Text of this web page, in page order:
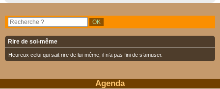
Rire de soi-même
Heureux celui qui sait rire de lui-même, il n’a pas fini de s’amuser.
Agenda